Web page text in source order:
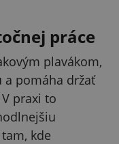
práce
plavákom,
pomáha držať
praxi to
kde